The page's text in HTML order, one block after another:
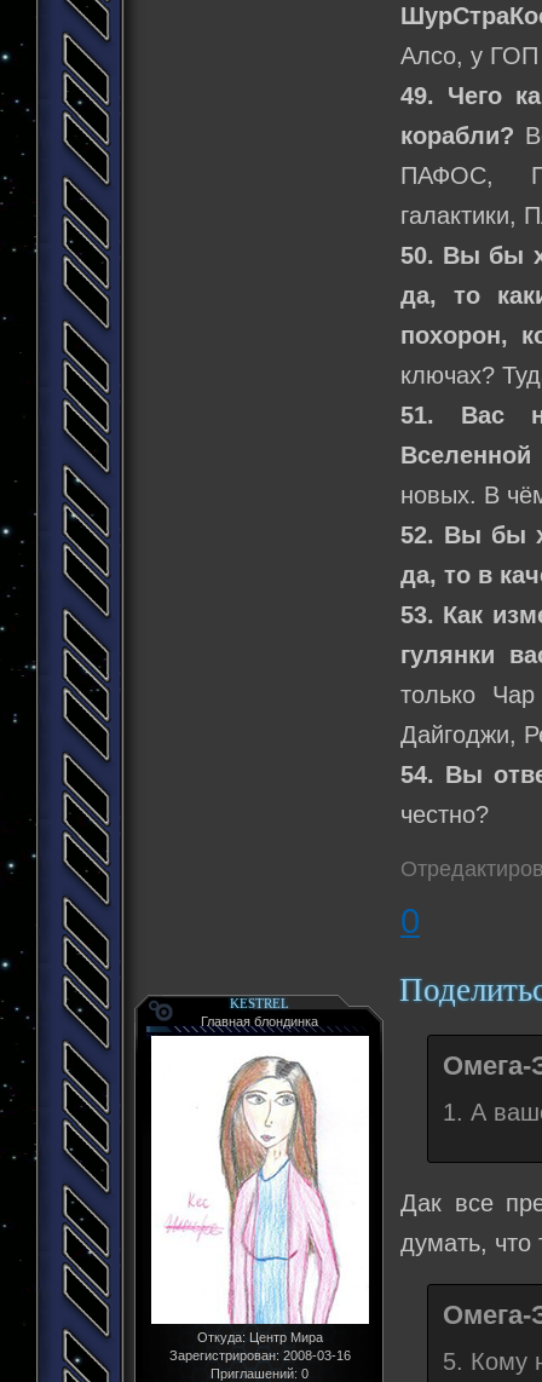
Алсо, у ГОП
49. Чего
корабли?
ПАФОС,
50. Вы бы
да, то
похорон,
ключах?
51. Вас
новых. В
52. Вы бы
да, то в
53. Как
гулянки
только
Дайгоджи,
54. Вы
честно?
0
KESTREL
Главная блондинка
Откуда:Центр Мира
Зарегистрирован: 2008-03-16
Приглашений: 0
Омега-
1. А
Дак все
думать, что
Омега-
5. Кому